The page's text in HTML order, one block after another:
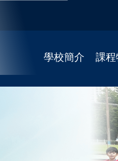
學校簡介
學校簡介
課
課程
學
柴天
靜